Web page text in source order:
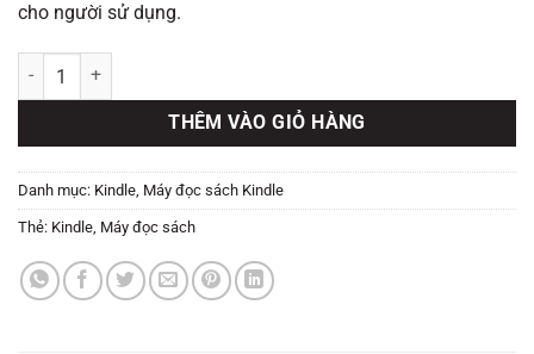
cho người sử dụng.
Máy đọc sách Kindle Paperwhite 3 (7th) số lượng
THÊM VÀO GIỎ HÀNG
Danh mục: Kindle Máy đọc sách Kindle
Thẻ: Kindle Máy đọc sách